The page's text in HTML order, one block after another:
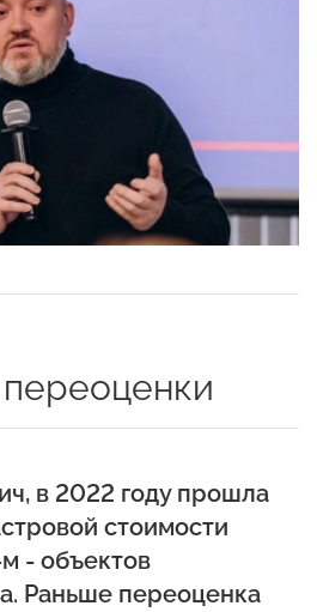
в 2022 году прошла
стоимости
- объектов
Раньше переоценка